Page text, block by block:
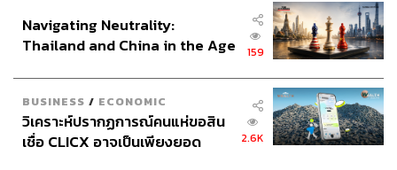
Navigating Neutrality:
Thailand and China in the Age
159
BUSINESS / ECONOMIC
วิเคราะห์ปรากฏการณ์คนแห่ขอสิน
เชื่อ CLICX อาจเป็นเพียงยอด
2.6K